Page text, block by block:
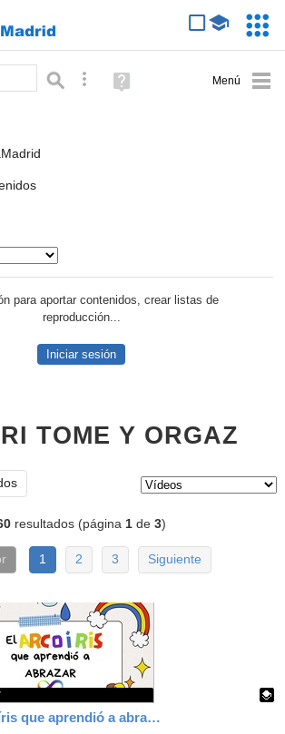
Búsqueda avanzada
Ayuda
(en
para aportar contenidos, crear listas de
reproducción...
Iniciar sesión
TOME Y ORGAZ
resultados (página1 de3)
1 2 3 Siguiente
El arcoíris que aprendió a abrazar